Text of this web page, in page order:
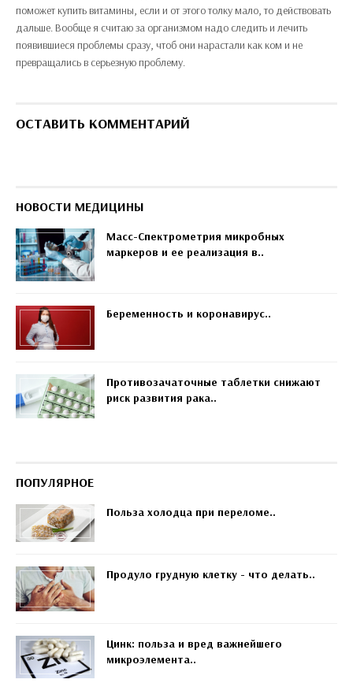
поможет купить витамины, если и от этого толку мало, то действовать
дальше. Вообще я считаю за организмом надо следить и лечить
появившиеся проблемы сразу, чтоб они нарастали как ком и не
превращались в серьезную проблему.
ОСТАВИТЬ КОММЕНТАРИЙ
НОВОСТИ МЕДИЦИНЫ
Масс-Спектрометрия микробных
маркеров и ее реализация в..
Беременность и коронавирус..
Противозачаточные таблетки снижают
риск развития рака..
ПОПУЛЯРНОЕ
Польза холодца при переломе..
Продуло грудную клетку - что делать..
Цинк: польза и вред важнейшего
микроэлемента..